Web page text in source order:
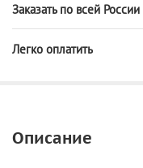
Заказать по всей России
Легко оплатить
Описание